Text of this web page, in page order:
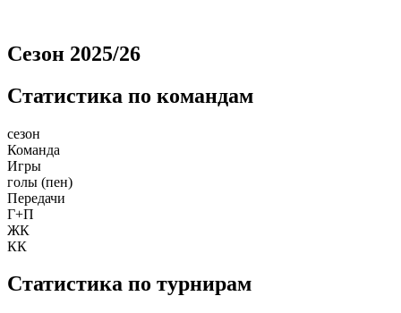
Сезон 2025/26
Статистика по командам
сезон
Команда
Игры
голы (пен)
Передачи
Г+П
ЖК
КК
Статистика по турнирам